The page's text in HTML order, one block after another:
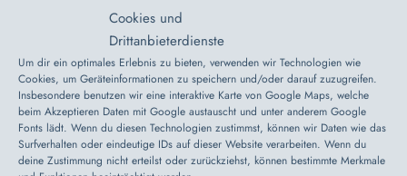
Cookies und
Drittanbieterdienste
Um dir ein optimales Erlebnis zu bieten, verwenden wir Technologien wie
Cookies, um Geräteinformationen zu speichern und/oder darauf zuzugreifen.
Insbesondere benutzen wir eine interaktive Karte von Google Maps, welche
beim Akzeptieren Daten mit Google austauscht und unter anderem Google
Fonts lädt. Wenn du diesen Technologien zustimmst, können wir Daten wie das
Surfverhalten oder eindeutige IDs auf dieser Website verarbeiten. Wenn du
deine Zustimmung nicht erteilst oder zurückziehst, können bestimmte Merkmale
Soweit rechtlich erforderlich, haben wir zur
vorstehend dargestellten Verarbeitung Ihrer Daten
Ihre Einwilligung gemäß Art. 6 Abs. 1 lit. a
DSGVO eingeholt. Sie können Ihre erteilte
Einwilligung jederzeit mit Wirkung für die Zukunft
widerrufen. Um Ihren Widerruf auszuüben,